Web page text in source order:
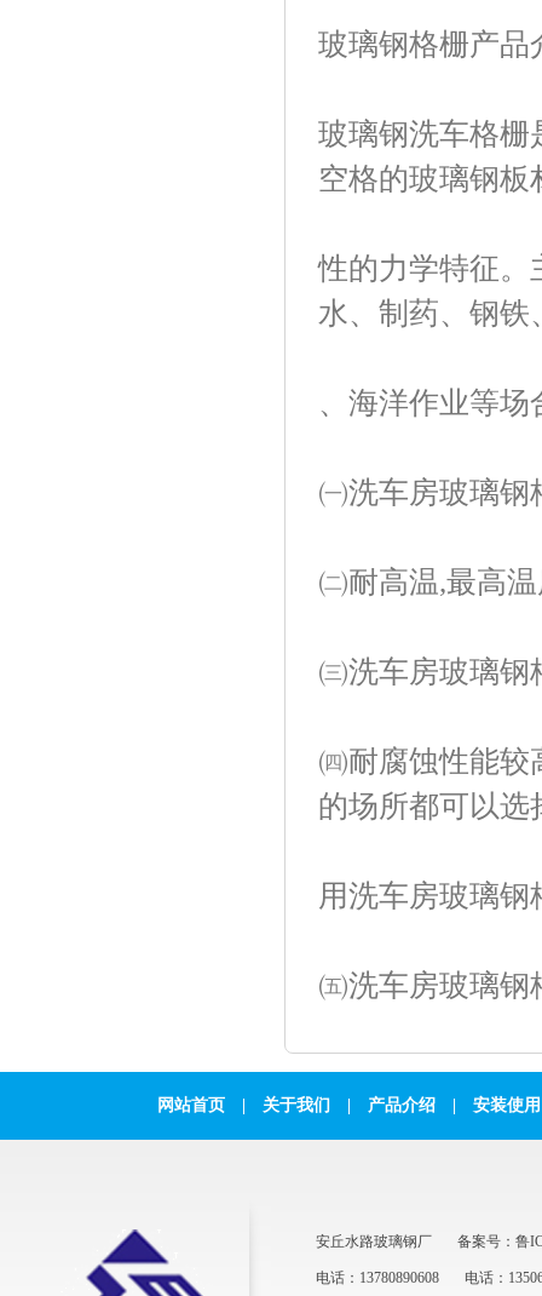
玻璃钢格栅产品
玻璃钢洗车格栅
空格的玻璃钢板
性的力学特征。
水、制药、钢铁
、海洋作业等
㈠洗车房玻璃钢
㈡耐高温,最高
㈢洗车房玻璃钢
㈣耐腐蚀性能较
的场所都可以选
用洗车房玻璃
㈤洗车房玻璃钢
网站首页 关于我们 产品介绍 安装使用
安丘水路玻璃钢厂 备案号：鲁
电话：13780890608 电话：